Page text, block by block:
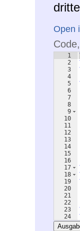
Open
1
2
3
4
5
6
7
8
9
10
11
12
13
14
15
16
17
18
19
20
21
22
23
24